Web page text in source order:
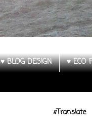
♥ BLOG DESIGN ♥ ECO
#Translate